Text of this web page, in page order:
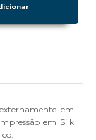
em
em Silk